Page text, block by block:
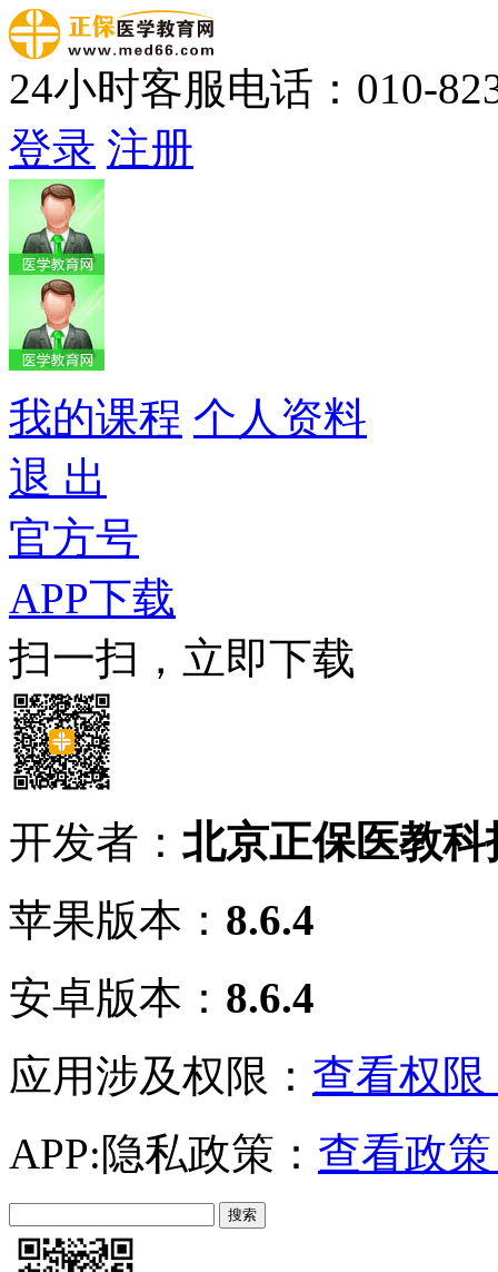
24小时客服电话：010-
登录 注册
我的课程 个人资料
退 出
官方号
APP下载
扫一扫，立即下载
开发者： 北京正保医教
苹果版本： 8.6.4
安卓版本： 8.6.4
应用涉及权限： 查看权限
APP:隐私政策： 查看政